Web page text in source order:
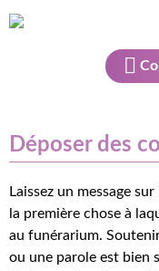
Déposer des
Laissez un message
la première chose à
au funérarium.
ou une parole est bien